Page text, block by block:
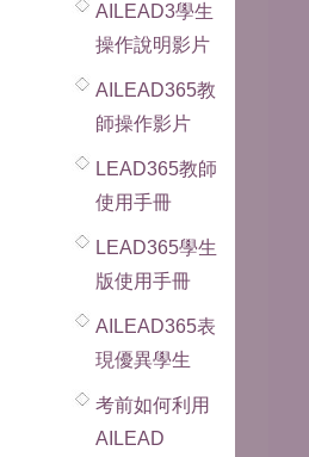
AILEAD3學生
操作說明影片
AILEAD365教
師操作影片
LEAD365教師
使用手冊
LEAD365學生
版使用手冊
AILEAD365表
現優異學生
考前如何利用
AILEAD